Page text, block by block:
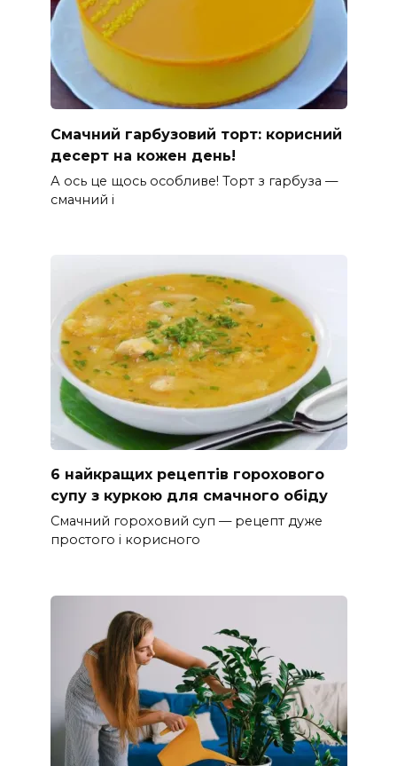
Смачний гарбузовий торт: корисний
десерт на кожен день!
А ось це щось особливе! Торт з гарбуза —
смачний і
6 найкращих рецептів горохового
супу з куркою для смачного обіду
Смачний гороховий суп — рецепт дуже
простого і корисного